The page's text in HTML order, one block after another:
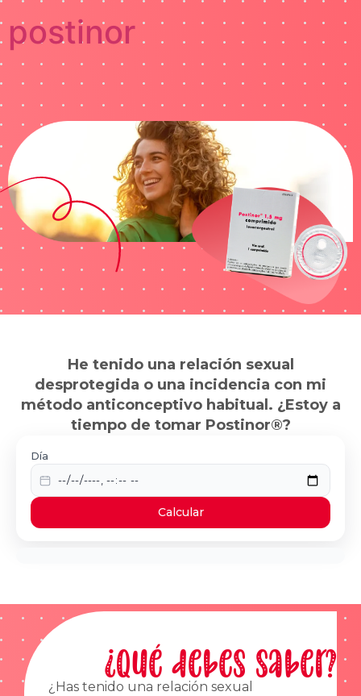
postinor
He tenido una relación sexual
desprotegida o una incidencia con mi
método anticonceptivo habitual. ¿Estoy a
tiempo de tomar Postinor®?
Día
Calcular
¿Qué debes saber?
¿Has tenido una relación sexual